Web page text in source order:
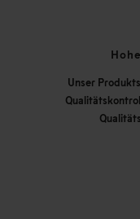
Unser